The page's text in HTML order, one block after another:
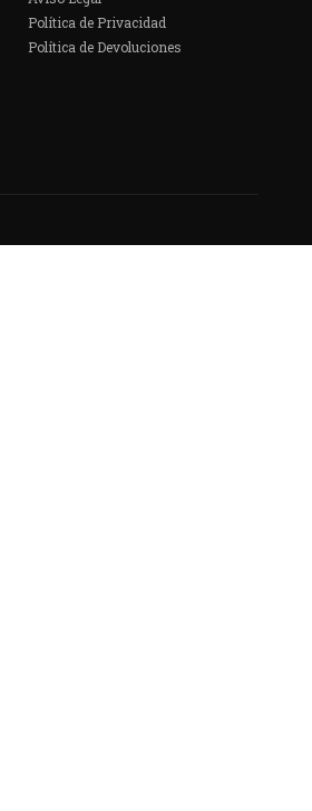
Política de Privacidad
Política de Devoluciones